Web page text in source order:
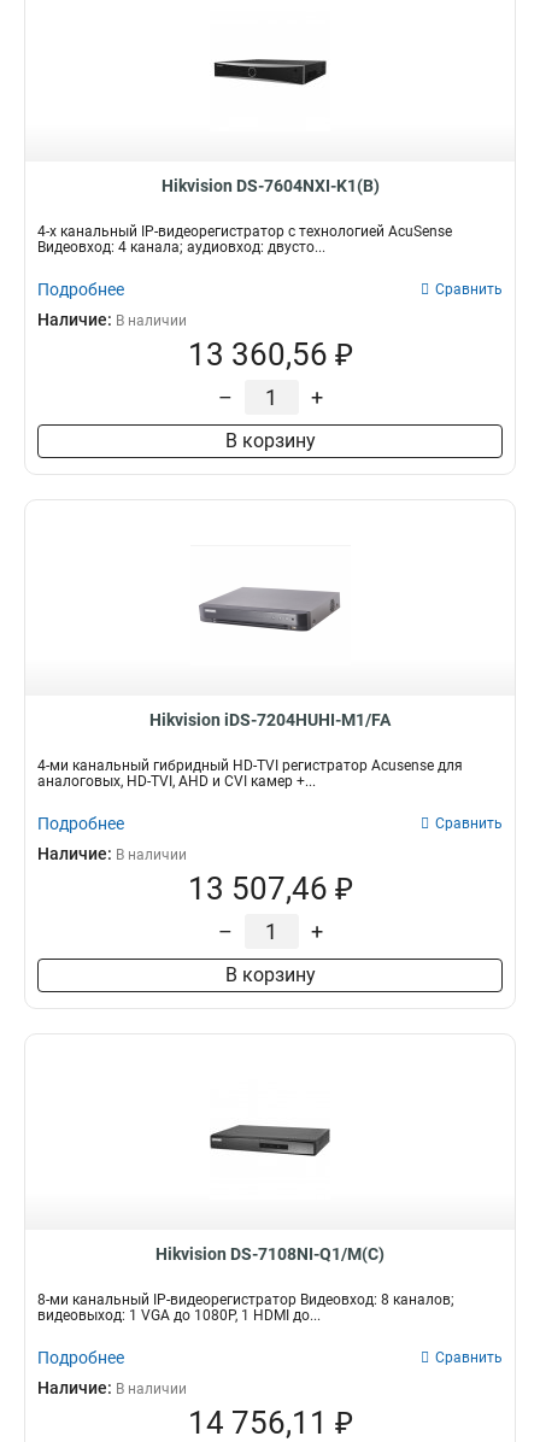
Hikvision DS-7604NXI-K1(B)
4-х канальный IP-видеорегистратор с технологией AcuSense
Видеовход: 4 канала; аудиовход: двусто...
Подробнее Сравнить
Наличие: В наличии
13 360,56 ₽
– +
В корзину
Hikvision iDS-7204HUHI-M1/FA
4-ми канальный гибридный HD-TVI регистратор Acusense для
аналоговых, HD-TVI, AHD и CVI камер +...
Подробнее Сравнить
Наличие: В наличии
13 507,46 ₽
– +
В корзину
Hikvision DS-7108NI-Q1/M(C)
8-ми канальный IP-видеорегистратор Видеовход: 8 каналов;
видеовыход: 1 VGA до 1080Р, 1 HDMI до...
Подробнее Сравнить
Наличие: В наличии
14 756,11 ₽